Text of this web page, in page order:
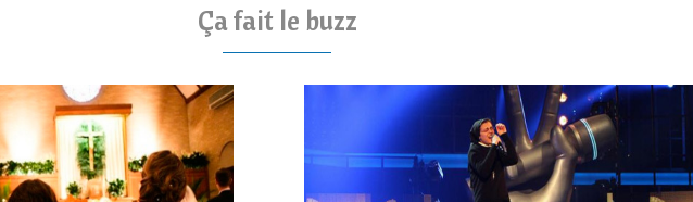
Ça fait le buzz